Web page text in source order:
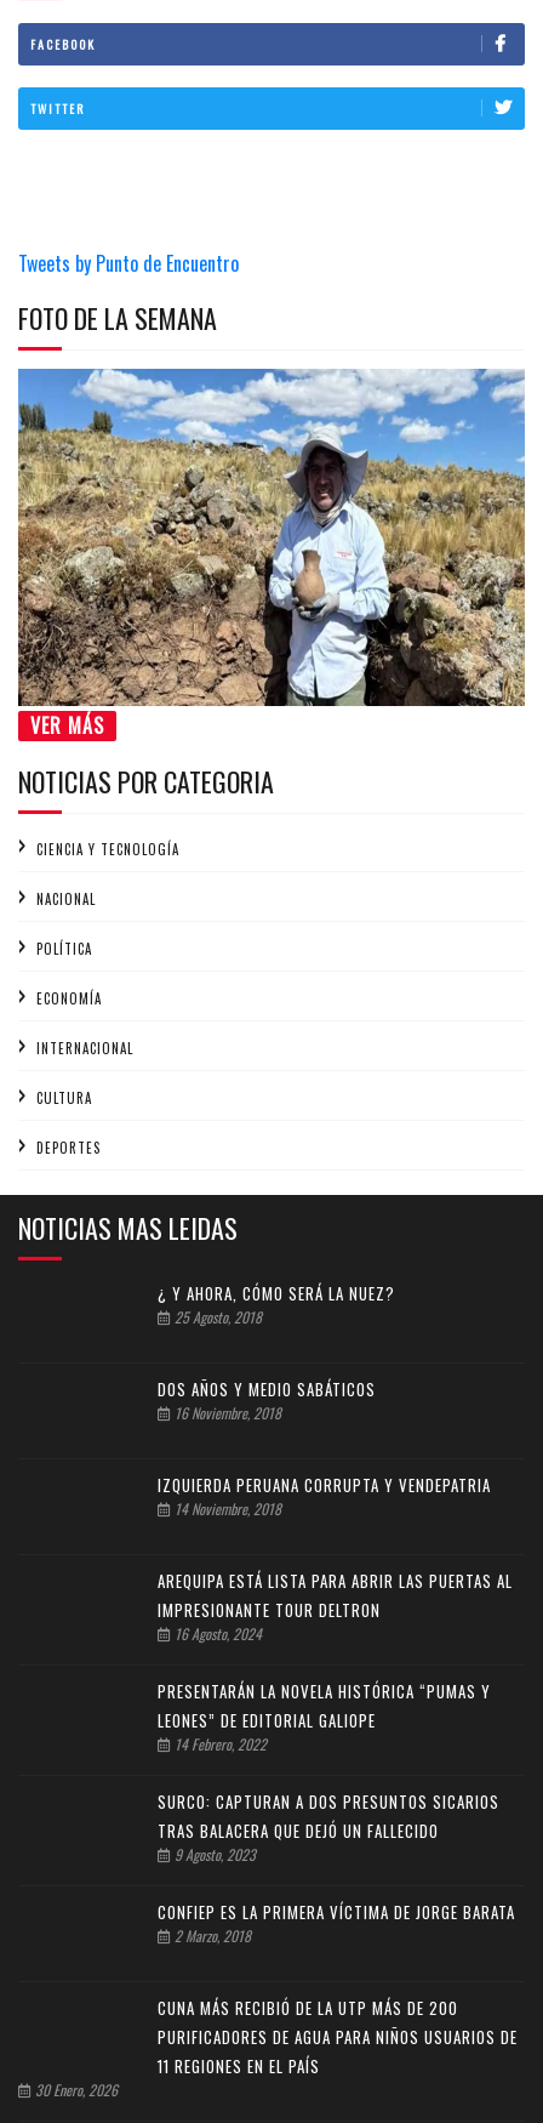
FACEBOOK
TWITTER
Tweets by Punto de Encuentro
FOTO DE LA SEMANA
VER MÁS
NOTICIAS POR CATEGORIA
CIENCIA Y TECNOLOGÍA
NACIONAL
POLÍTICA
ECONOMÍA
INTERNACIONAL
CULTURA
DEPORTES
NOTICIAS MAS LEIDAS
¿ Y AHORA, CÓMO SERÁ LA NUEZ?
25 Agosto, 2018
DOS AÑOS Y MEDIO SABÁTICOS
16 Noviembre, 2018
IZQUIERDA PERUANA CORRUPTA Y VENDEPATRIA
14 Noviembre, 2018
AREQUIPA ESTÁ LISTA PARA ABRIR LAS PUERTAS AL
IMPRESIONANTE TOUR DELTRON
16 Agosto, 2024
PRESENTARÁN LA NOVELA HISTÓRICA “PUMAS Y
LEONES” DE EDITORIAL GALIOPE
14 Febrero, 2022
SURCO: CAPTURAN A DOS PRESUNTOS SICARIOS
TRAS BALACERA QUE DEJÓ UN FALLECIDO
9 Agosto, 2023
CONFIEP ES LA PRIMERA VÍCTIMA DE JORGE BARATA
2 Marzo, 2018
CUNA MÁS RECIBIÓ DE LA UTP MÁS DE 200
PURIFICADORES DE AGUA PARA NIÑOS USUARIOS DE
11 REGIONES EN EL PAÍS
30 Enero, 2026